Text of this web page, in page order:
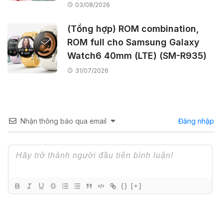
03/08/2026
(Tổng hợp) ROM combination,
ROM full cho Samsung Galaxy
Watch6 40mm (LTE) (SM-R935)
31/07/2026
Nhận thông báo qua email Đăng nhập
{} [+]